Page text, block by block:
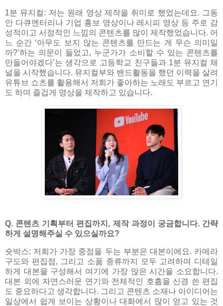
1분 뮤지컬: 저는 원래 영상 제작을 취미로 했었는데요. 그동
안 다큐멘터리나 기업 홍보 영상이나 레시피 영상 등 주로 감
성적이고 서정적인 느낌의 콘텐츠를 많이 제작했었습니다. 어
느 순간 ‘아무도 보지 않는 콘텐츠를 만드는 게 무슨 의미일
까?’하는 의문이 들었고, 누군가가 소비할 수 있는 콘텐츠를
만들어야겠다’는 생각으로 고등학교 친구들과 1분 뮤지컬 채
널을 시작했습니다. 뮤지컬부와 밴드활동을 했던 이력을 살려
유튜브 쇼츠를 활용해서 저희가 좋아하는 노래도 부르고 연기
도 하며 즐겁게 영상을 제작하고 있습니다.
Q. 콘텐츠 기획부터 편집까지, 제작 과정이 궁금합니다. 간략
하게 설명해주실 수 있으실까요?
숏박스: 저희가 가장 중점을 두는 부분은 대본이에요. 카메라
구도와 편집점, 그리고 소품 종류까지 모두 고려하며 디테일
하게 대본을 구성해서 여기에 가장 많은 시간을 소요합니다.
대본 외에 자연스러운 연기와 전체적인 호흡을 신경 쓴 편집
도 중요하다고 생각합니다. 그리고 콘텐츠 소재나 아이디어는
일상에서 쉽게 보이는 상황이나 대화에서 많이 얻고 있는 것